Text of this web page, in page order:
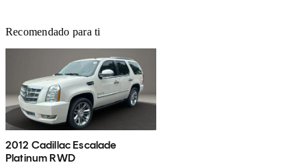
Recomendado para ti
2012 Cadillac Escalade
Platinum RWD